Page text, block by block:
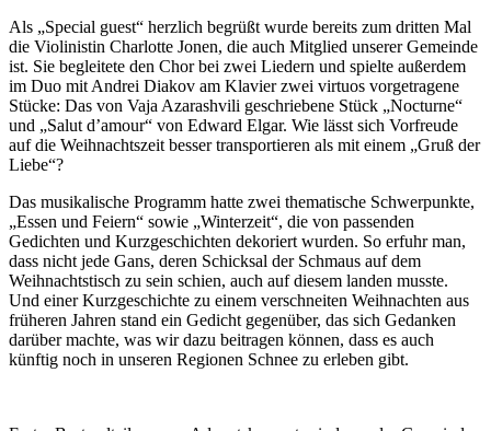
Als „Special guest“ herzlich begrüßt wurde bereits zum dritten Mal
die Violinistin Charlotte Jonen, die auch Mitglied unserer Gemeinde
ist. Sie begleitete den Chor bei zwei Liedern und spielte außerdem
im Duo mit Andrei Diakov am Klavier zwei virtuos vorgetragene
Stücke: Das von Vaja Azarashvili geschriebene Stück „Nocturne“
und „Salut d’amour“ von Edward Elgar. Wie lässt sich Vorfreude
auf die Weihnachtszeit besser transportieren als mit einem „Gruß der
Liebe“?
Das musikalische Programm hatte zwei thematische Schwerpunkte,
„Essen und Feiern“ sowie „Winterzeit“, die von passenden
Gedichten und Kurzgeschichten dekoriert wurden. So erfuhr man,
dass nicht jede Gans, deren Schicksal der Schmaus auf dem
Weihnachtstisch zu sein schien, auch auf diesem landen musste.
Und einer Kurzgeschichte zu einem verschneiten Weihnachten aus
früheren Jahren stand ein Gedicht gegenüber, das sich Gedanken
darüber machte, was wir dazu beitragen können, dass es auch
künftig noch in unseren Regionen Schnee zu erleben gibt.